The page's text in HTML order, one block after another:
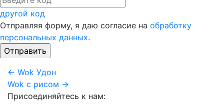
другой код
Отправляя форму, я даю согласие на обработку
персональных данных.
← Wok Удон
Wok с рисом →
Присоединяйтесь к нам: